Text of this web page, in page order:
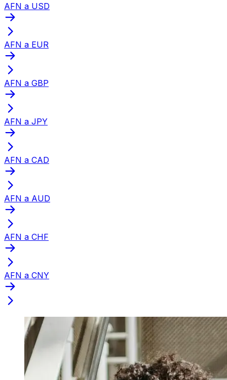
AFN a USD
AFN a EUR
AFN a GBP
AFN a JPY
AFN a CAD
AFN a AUD
AFN a CHF
AFN a CNY